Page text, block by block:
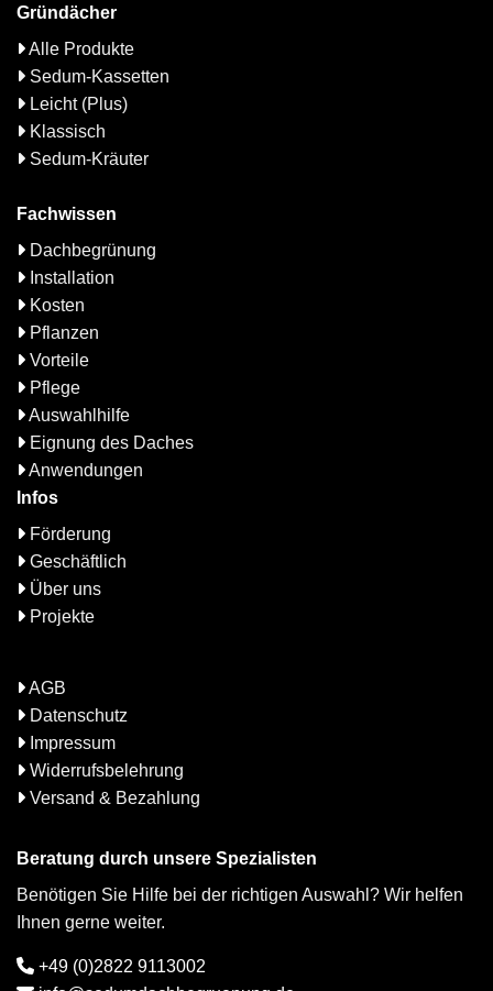
Gründächer
Alle Produkte
Sedum-Kassetten
Leicht (Plus)
Klassisch
Sedum-Kräuter
Fachwissen
Dachbegrünung
Installation
Kosten
Pflanzen
Vorteile
Pflege
Auswahlhilfe
Eignung des Daches
Anwendungen
Infos
Förderung
Geschäftlich
Über uns
Projekte
AGB
Datenschutz
Impressum
Widerrufsbelehrung
Versand & Bezahlung
Beratung durch unsere Spezialisten
Benötigen Sie Hilfe bei der richtigen Auswahl? Wir helfen
Ihnen gerne weiter.
+49 (0)2822 9113002